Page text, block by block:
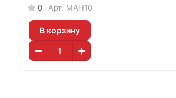
0 Арт. МАН10
В корзину